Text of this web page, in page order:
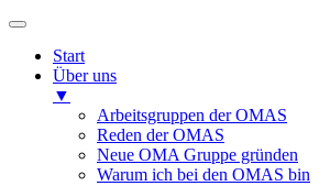
Start
Über uns
▼
Arbeitsgruppen der OMAS
Reden der OMAS
Neue OMA Gruppe gründen
Warum ich bei den OMAS bin